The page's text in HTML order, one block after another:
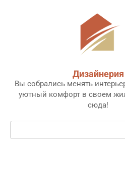
Дизайнерия
Вы собрались менять
уютный комфорт в своем
сюда!
Поиск: